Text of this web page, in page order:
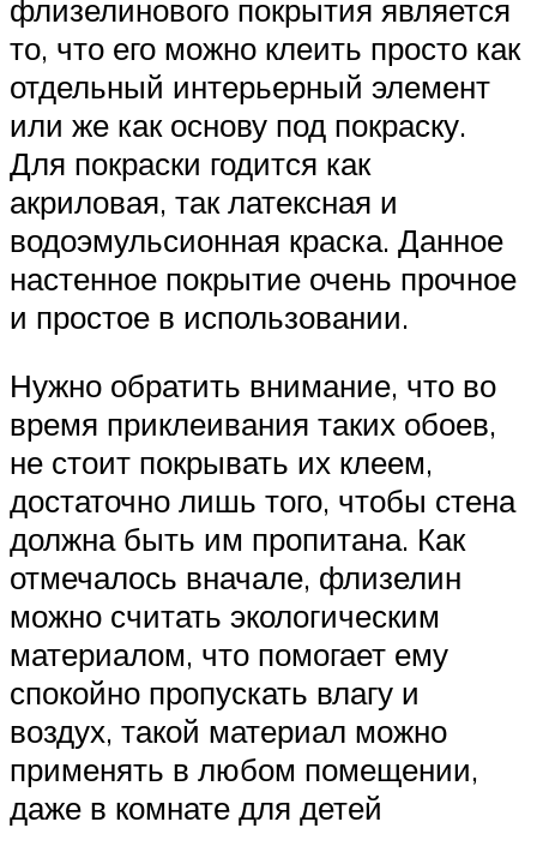
флизелинового покрытия является
то, что его можно клеить просто как
отдельный интерьерный элемент
или же как основу под покраску.
Для покраски годится как
акриловая, так латексная и
водоэмульсионная краска. Данное
настенное покрытие очень прочное
и простое в использовании.
Нужно обратить внимание, что во
время приклеивания таких обоев,
не стоит покрывать их клеем,
достаточно лишь того, чтобы стена
должна быть им пропитана. Как
отмечалось вначале, флизелин
можно считать экологическим
материалом, что помогает ему
спокойно пропускать влагу и
воздух, такой материал можно
применять в любом помещении,
даже в комнате для детей